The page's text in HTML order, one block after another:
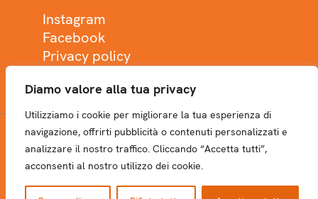
Diamo valore alla tua privacy
Utilizziamo i cookie per migliorare la tua esperienza di
navigazione, offrirti pubblicità o contenuti personalizzati e
analizzare il nostro traffico. Cliccando “Accetta tutti”,
acconsenti al nostro utilizzo dei cookie.
Instagram
Facebook
Privacy policy
NEWSLETTER